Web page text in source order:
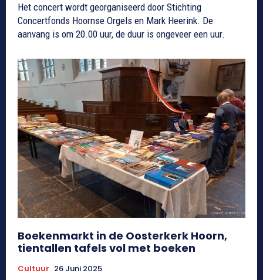
Het concert wordt georganiseerd door Stichting
Concertfonds Hoornse Orgels en Mark Heerink. De
aanvang is om 20.00 uur, de duur is ongeveer een uur.
Boekenmarkt in de Oosterkerk Hoorn,
tientallen tafels vol met boeken
Cultuur 26 Juni 2025